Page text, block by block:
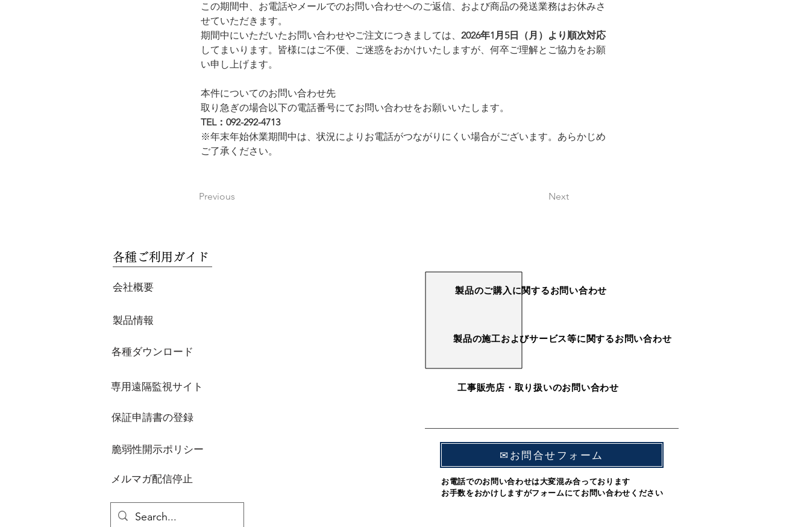
この期間中、お電話やメールでのお問い合わせへのご返信、および商品の発送業務はお休みさ
せていただきます。
期間中にいただいたお問い合わせやご注文につきましては、 2026年1月5日（月）より順次対応
してまいります。皆様にはご不便、ご迷惑をおかけいたしますが、何卒ご理解とご協力をお願
い申し上げます。
本件についてのお問い合わせ先
取り急ぎの場合以下の電話番号にてお問い合わせをお願いいたします。
TEL：092-292-4713
※年末年始休業期間中は、状況によりお電話がつながりにくい場合がございます。あらかじめ
ご了承ください。
Previous Next
各種ご利用ガイド
会社概要
製品情報
各種ダウンロード
専用遠隔監視サイト
保証申請書の登録
脆弱性開示ポリシー
メルマガ配信停止
お電話でのお問い合わせは大変混み合っております
お手数をおかけしますがフォームにてお問い合わせください
✉お問合せフォーム
製品のご購入に関するお問い合わせ
製品の施工およびサービス等に関するお問い合わせ
工事販売店・取り扱いのお問い合わせ